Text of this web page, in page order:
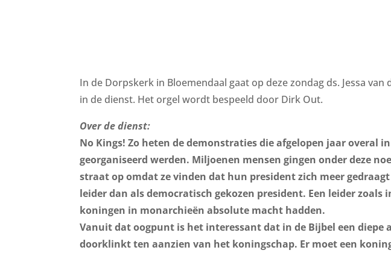
​In de Dorpskerk in Bloemendaal gaat op deze zondag ds. Jessa van
in de dienst. Het orgel wordt bespeeld door Dirk Out.
Over de dienst:
No Kings! Zo heten de demonstraties die afgelopen jaar overal in
georganiseerd werden. Miljoenen mensen gingen onder deze
straat op omdat ze vinden dat hun president zich meer
leider dan als democratisch gekozen president. Een leider zoals
koningen in monarchieën absolute macht hadden.
Vanuit dat oogpunt is het interessant dat in de Bijbel een diepe
doorklinkt ten aanzien van het koningschap. Er moet een